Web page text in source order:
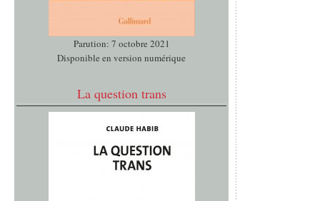
Parution: 7 octobre 2021
Disponible en version numérique
La question trans